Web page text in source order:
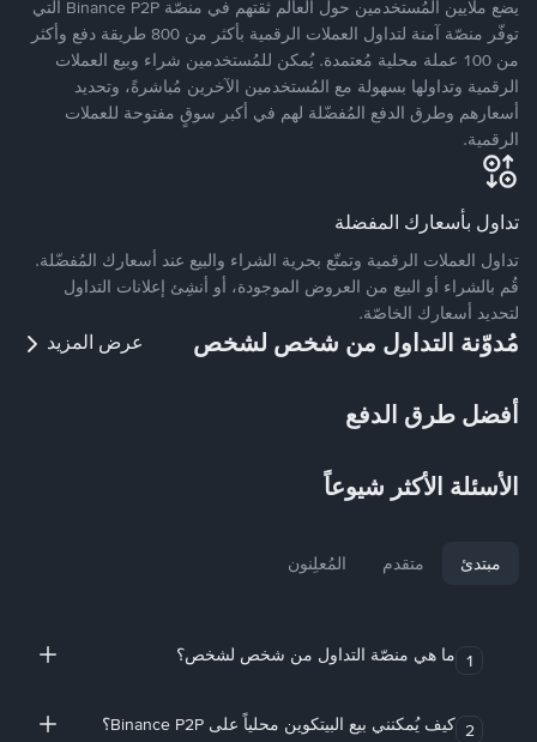
يضع ملايين المُستخدمين حول العالم ثقتهم في منصّة Binance P2P التي
توفّر منصّة آمنة لتداول العملات الرقمية بأكثر من 800 طريقة دفع وأكثر
من 100 عملة محلية مُعتمدة. يُمكن للمُستخدمين شراء وبيع العملات
الرقمية وتداولها بسهولة مع المُستخدمين الآخرين مُباشرةً، وتحديد
أسعارهم وطرق الدفع المُفضّلة لهم في أكبر سوقٍ مفتوحة للعملات
الرقمية.
تداول بأسعارك المفضلة
تداول العملات الرقمية وتمتّع بحرية الشراء والبيع عند أسعارك المُفضّلة.
قُم بالشراء أو البيع من العروض الموجودة، أو أنشِئ إعلانات التداول
لتحديد أسعارك الخاصّة.
مُدوّنة التداول من شخص لشخص عرض المزيد
أفضل طرق الدفع
الأسئلة الأكثر شيوعاً
مبتدئ متقدم المُعلِنون
1 ما هي منصّة التداول من شخص لشخص؟
2 كيف يُمكنني بيع البيتكوين محلياً على Binance P2P؟